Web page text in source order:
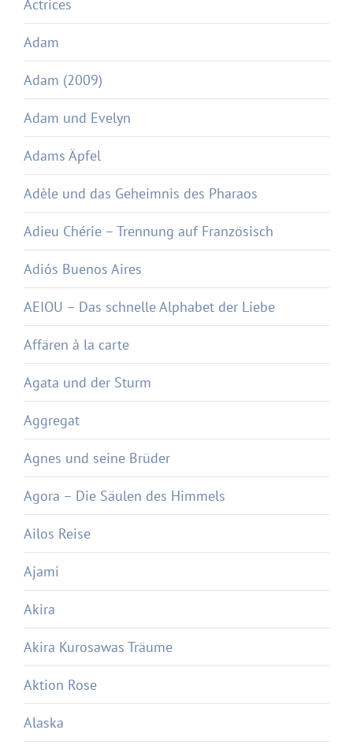
Actrices
Adam
Adam (2009)
Adam und Evelyn
Adams Äpfel
Adèle und das Geheimnis des Pharaos
Adieu Chérie – Trennung auf Französisch
Adiós Buenos Aires
AEIOU – Das schnelle Alphabet der Liebe
Affären à la carte
Agata und der Sturm
Aggregat
Agnes und seine Brüder
Agora – Die Säulen des Himmels
Ailos Reise
Ajami
Akira
Akira Kurosawas Träume
Aktion Rose
Alaska